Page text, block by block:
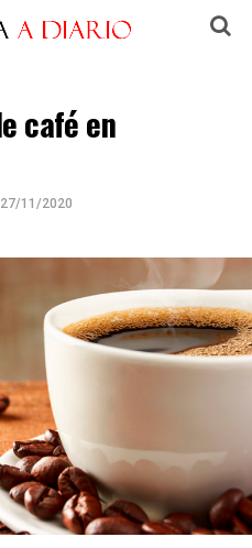
café en
27/11/2020